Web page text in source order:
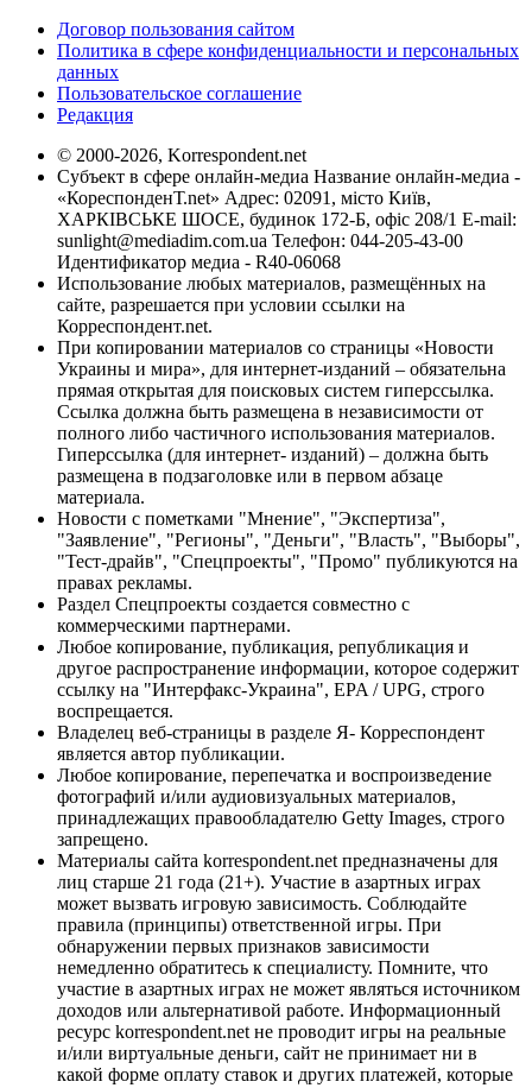
Договор пользования сайтом
Политика в сфере конфиденциальности и персональных
данных
Пользовательское соглашение
Редакция
© 2000-2026, Korrespondent.net
Субъект в сфере онлайн-медиа Название онлайн-медиа -
«КореспонденТ.net» Адрес: 02091, місто Київ,
ХАРКІВСЬКЕ ШОСЕ, будинок 172-Б, офіс 208/1 E-mail:
sunlight@mediadim.com.ua Телефон: 044-205-43-00
Идентификатор медиа - R40-06068
Использование любых материалов, размещённых на
сайте, разрешается при условии ссылки на
Корреспондент.net.
При копировании материалов со страницы «Новости
Украины и мира», для интернет-изданий – обязательна
прямая открытая для поисковых систем гиперссылка.
Ссылка должна быть размещена в независимости от
полного либо частичного использования материалов.
Гиперссылка (для интернет- изданий) – должна быть
размещена в подзаголовке или в первом абзаце
материала.
Новости с пометками "Мнение", "Экспертиза",
"Заявление", "Регионы", "Деньги", "Власть", "Выборы",
"Тест-драйв", "Спецпроекты", "Промо" публикуются на
правах рекламы.
Раздел Спецпроекты создается совместно с
коммерческими партнерами.
Любое копирование, публикация, републикация и
другое распространение информации, которое содержит
ссылку на "Интерфакс-Украина", EPA / UPG, строго
воспрещается.
Владелец веб-страницы в разделе Я- Корреспондент
является автор публикации.
Любое копирование, перепечатка и воспроизведение
фотографий и/или аудиовизуальных материалов,
принадлежащих правообладателю Getty Images, строго
запрещено.
Материалы сайта korrespondent.net предназначены для
лиц старше 21 года (21+). Участие в азартных играх
может вызвать игровую зависимость. Соблюдайте
правила (принципы) ответственной игры. При
обнаружении первых признаков зависимости
немедленно обратитесь к специалисту. Помните, что
участие в азартных играх не может являться источником
доходов или альтернативой работе. Информационный
ресурс korrespondent.net не проводит игры на реальные
и/или виртуальные деньги, сайт не принимает ни в
какой форме оплату ставок и других платежей, которые